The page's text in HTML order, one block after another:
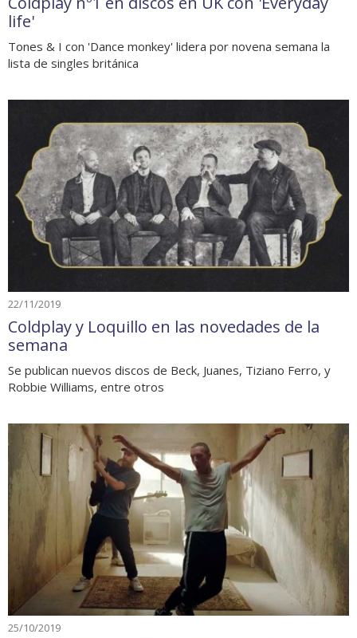
life'
Tones & I con 'Dance monkey' lidera por novena semana la
lista de singles británica
22/11/2019
Coldplay y Loquillo en las novedades de la
semana
Se publican nuevos discos de Beck, Juanes, Tiziano Ferro, y
Robbie Williams, entre otros
25/10/2019